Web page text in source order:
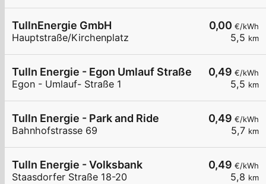
0,00 €/kWh
5,5 km
TullnEnergie GmbH
Hauptstraße/Kirchenplatz
0,49 €/kWh
5,5 km
Tulln Energie - Egon Umlauf Straße
Egon - Umlauf- Straße 1
0,49 €/kWh
5,7 km
Tulln Energie - Park and Ride
Bahnhofstrasse 69
0,49 €/kWh
5,8 km
Tulln Energie - Volksbank
Staasdorfer Straße 18-20